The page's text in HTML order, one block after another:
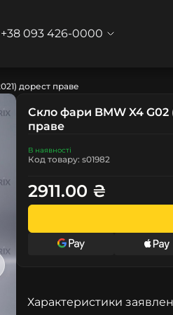
+38 093 426-0000
дорест праве
Скло фари BMW X4 G02
праве
В наявності
Код товару: s01982
2911.00 ₴
Характеристики